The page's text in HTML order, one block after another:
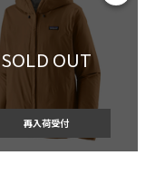
SOLD OUT
再入荷受付